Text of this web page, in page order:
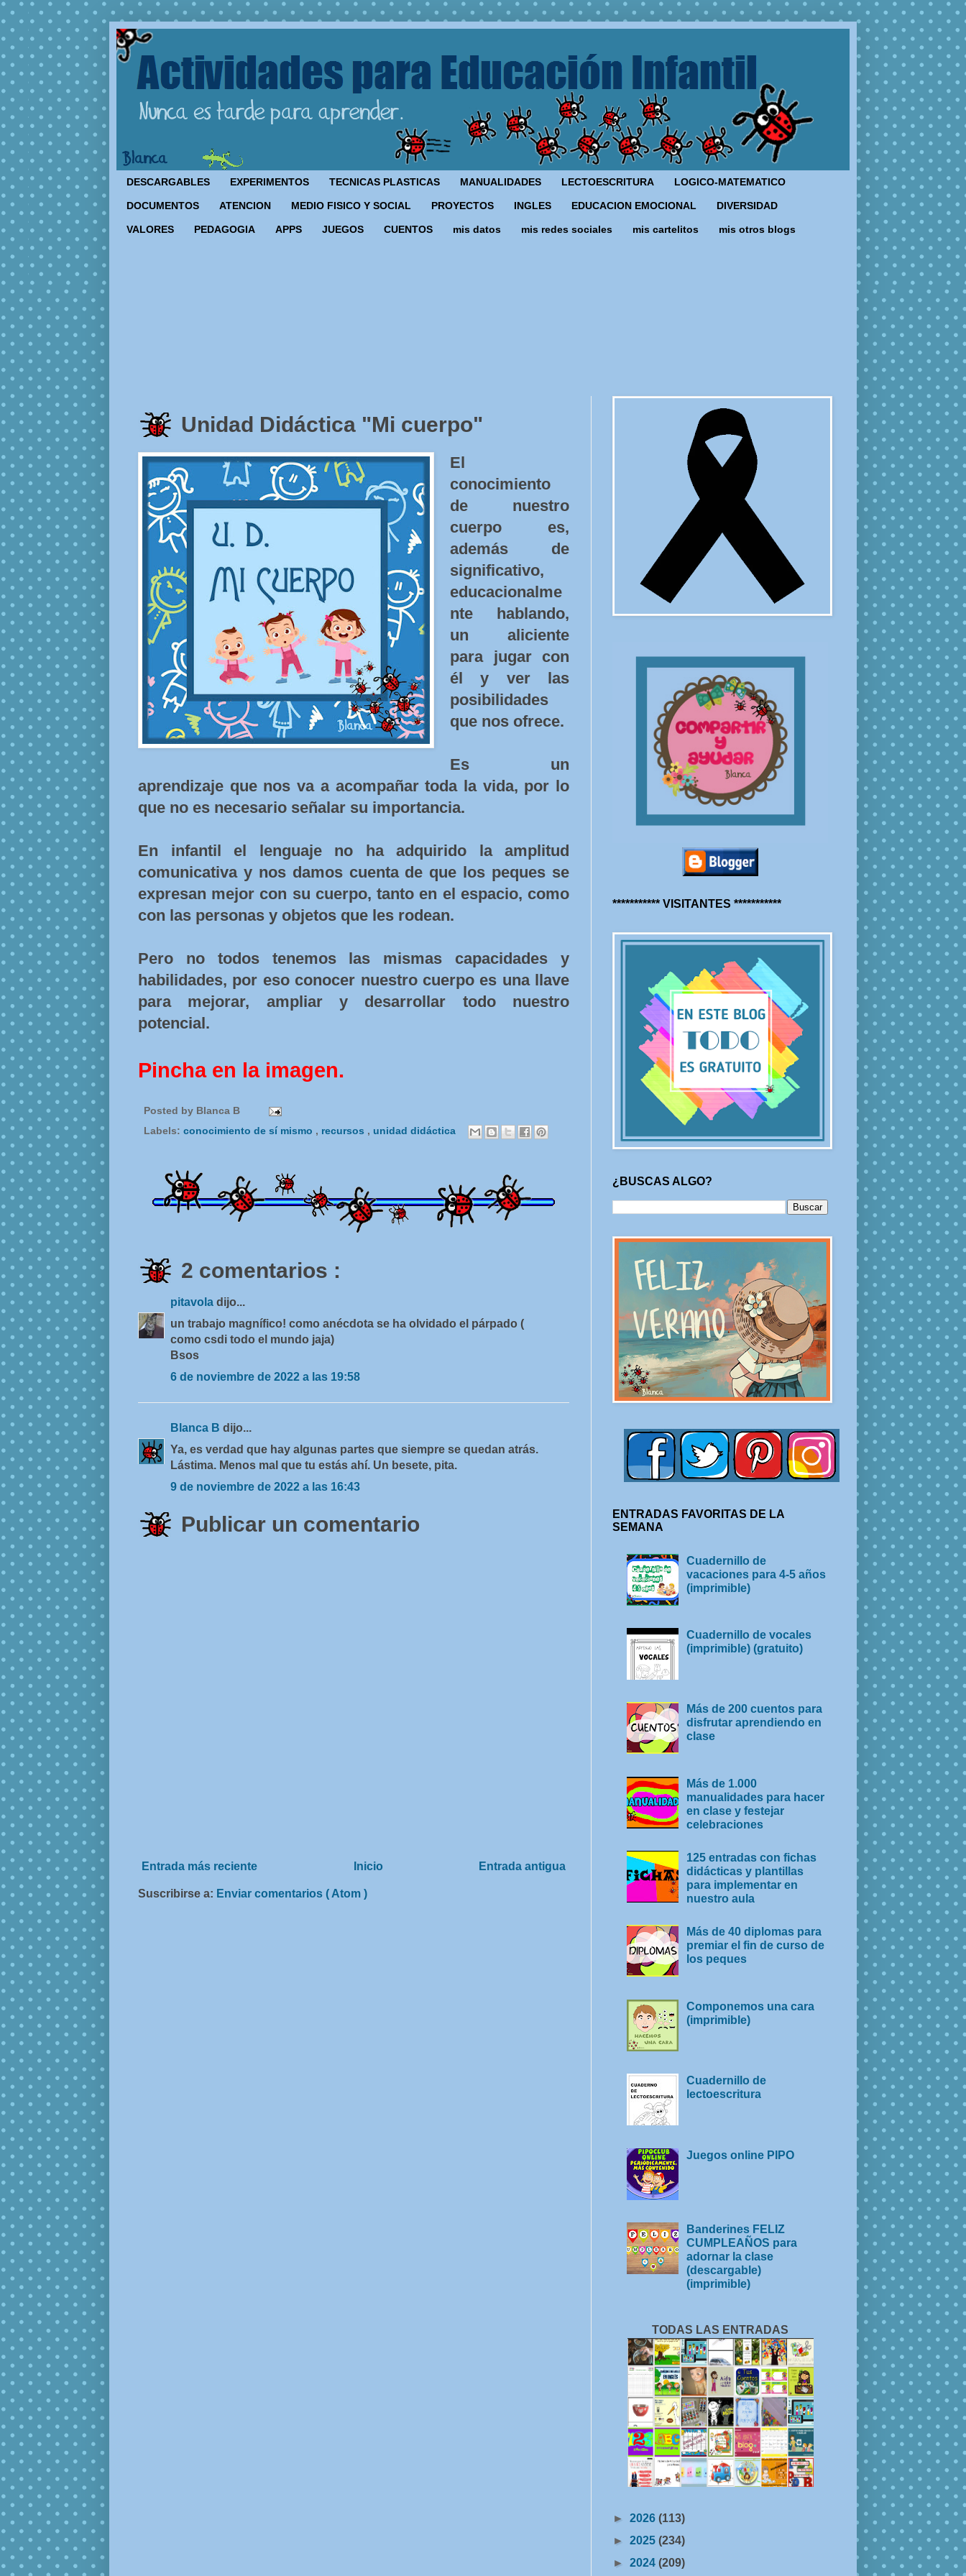
DESCARGABLES EXPERIMENTOS TECNICAS PLASTICAS MANUALIDADES LECTOESCRITURA LOGICO-MATEMATICO
DOCUMENTOS ATENCION MEDIO FISICO Y SOCIAL PROYECTOS INGLES EDUCACION EMOCIONAL DIVERSIDAD
VALORES PEDAGOGIA APPS JUEGOS CUENTOS mis datos mis redes sociales mis cartelitos mis otros blogs
Unidad Didáctica "Mi cuerpo"
El
conocimiento
de nuestro
cuerpo es,
además de
significativo,
educacionalme
nte hablando,
un aliciente
para jugar con
él y ver las
posibilidades
que nos ofrece.
Es un
aprendizaje que nos va a acompañar toda la vida, por lo
que no es necesario señalar su importancia.
En infantil el lenguaje no ha adquirido la amplitud
comunicativa y nos damos cuenta de que los peques se
expresan mejor con su cuerpo, tanto en el espacio, como
con las personas y objetos que les rodean.
Pero no todos tenemos las mismas capacidades y
habilidades, por eso conocer nuestro cuerpo es una llave
para mejorar, ampliar y desarrollar todo nuestro
potencial.
Pincha en la imagen.
Posted by Blanca B
Labels: conocimiento de sí mismo , recursos , unidad didáctica
2 comentarios :
pitavola dijo...
un trabajo magnífico! como anécdota se ha olvidado el párpado (
como csdi todo el mundo jaja)
Bsos
6 de noviembre de 2022 a las 19:58
Blanca B dijo...
Ya, es verdad que hay algunas partes que siempre se quedan atrás.
Lástima. Menos mal que tu estás ahí. Un besete, pita.
9 de noviembre de 2022 a las 16:43
Publicar un comentario
Entrada más reciente Entrada antigua
Inicio
Suscribirse a: Enviar comentarios ( Atom )
*********** VISITANTES ***********
¿BUSCAS ALGO?
ENTRADAS FAVORITAS DE LA
SEMANA
Cuadernillo de
vacaciones para 4-5 años
(imprimible)
Cuadernillo de vocales
(imprimible) (gratuito)
Más de 200 cuentos para
disfrutar aprendiendo en
clase
Más de 1.000
manualidades para hacer
en clase y festejar
celebraciones
125 entradas con fichas
didácticas y plantillas
para implementar en
nuestro aula
Más de 40 diplomas para
premiar el fin de curso de
los peques
Componemos una cara
(imprimible)
Cuadernillo de
lectoescritura
Juegos online PIPO
Banderines FELIZ
CUMPLEAÑOS para
adornar la clase
(descargable)
(imprimible)
TODAS LAS ENTRADAS
► 2026 (113)
► 2025 (234)
► 2024 (209)